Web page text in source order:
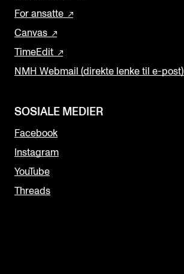
For ansatte
Canvas
TimeEdit
NMH Webmail (direkte lenke til e-post)
SOSIALE MEDIER
Facebook
Instagram
YouTube
Threads